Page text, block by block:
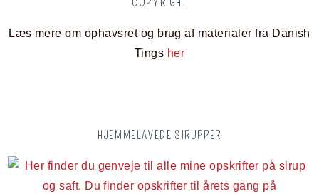
COPYRIGHT
Læs mere om ophavsret og brug af materialer fra Danish
Tings her
HJEMMELAVEDE SIRUPPER